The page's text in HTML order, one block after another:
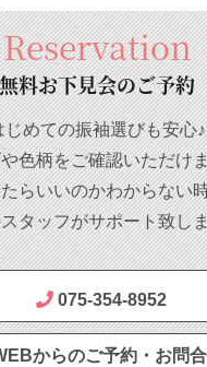
Reservation
無料お下見会のご予約
じめての振袖選びも安心♪
色柄をご確認いただけ
らいいのかわからない
タッフがサポート致し
075-354-8952
からのご予約・お問